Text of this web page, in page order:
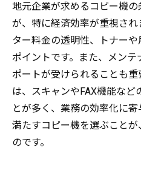
地元企業が求めるコピー機
が、特に経済効率が重視さ
ター料金の透明性、トナー
ポイントです。また、メン
ポートが受けられることも
は、スキャンやFAX機能など
とが多く、業務の効率化に
満たすコピー機を選ぶこと
のです。